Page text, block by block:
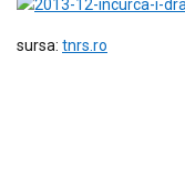
sursa: tnrs.ro